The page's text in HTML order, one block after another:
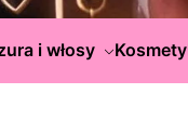
i włosy